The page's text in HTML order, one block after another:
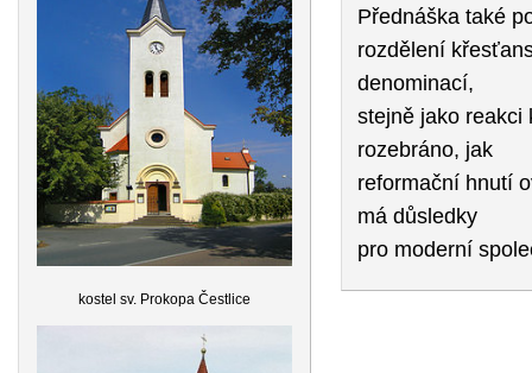
kostel sv. Prokopa Čestlice
Přednáška také
rozdělení
denominací,
stejně jako reakci
rozebráno, jak
reformační hnutí
má důsledky
pro moderní